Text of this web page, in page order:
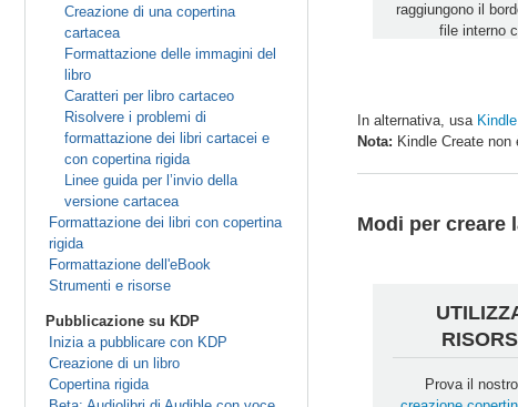
Creazione di una copertina
cartacea
Formattazione delle immagini del
libro
Caratteri per libro cartaceo
Risolvere i problemi di
formattazione dei libri cartacei e
con copertina rigida
Linee guida per l’invio della
versione cartacea
Formattazione dei libri con copertina
rigida
Formattazione dell'eBook
Strumenti e risorse
Pubblicazione su KDP
Inizia a pubblicare con KDP
Creazione di un libro
Copertina rigida
raggiungono il
file interno
In alternativa, usa
Nota: Kindle Create
Modi per creare
Prova il